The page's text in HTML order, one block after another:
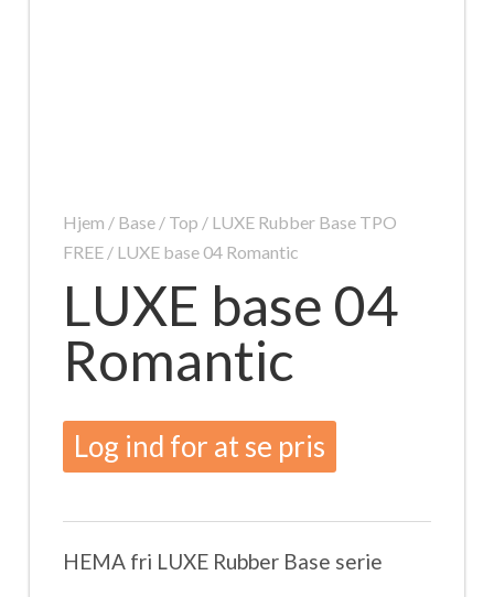
Hjem / Base / Top / LUXE Rubber Base TPO
FREE/ LUXE base 04 Romantic
LUXE base 04
Romantic
Log ind for at se pris
HEMA fri LUXE Rubber Base serie